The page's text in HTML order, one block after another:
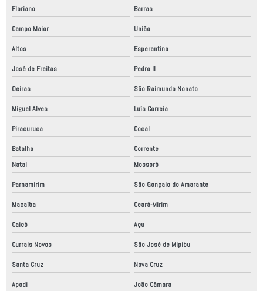
Floriano Barras
Campo Maior União
Altos Esperantina
José de Freitas Pedro II
Oeiras São Raimundo Nonato
Miguel Alves Luís Correia
Piracuruca Cocal
Batalha
Corrente
Natal
Mossoró
Parnamirim São Gonçalo do Amarante
Macaíba Ceará-Mirim
Caicó Açu
Currais Novos São José de Mipibu
Santa Cruz Nova Cruz
Apodi João Câmara